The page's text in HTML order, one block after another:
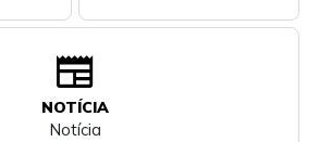
newspaper
NOTÍCIA
Notícia